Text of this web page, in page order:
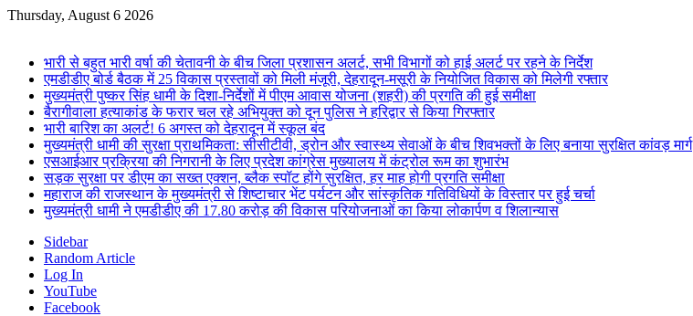
Thursday, August 6 2026
भारी से बहुत भारी वर्षा की चेतावनी के बीच जिला प्रशासन अलर्ट, सभी विभागों को हाई अलर्ट पर रहने के निर्देश
एमडीडीए बोर्ड बैठक में 25 विकास प्रस्तावों को मिली मंजूरी, देहरादून-मसूरी के नियोजित विकास को मिलेगी रफ्तार
मुख्यमंत्री पुष्कर सिंह धामी के दिशा-निर्देशों में पीएम आवास योजना (शहरी) की प्रगति की हुई समीक्षा
बैरागीवाला हत्याकांड के फरार चल रहे अभियुक्त को दून पुलिस ने हरिद्वार से किया गिरफ्तार
भारी बारिश का अलर्ट! 6 अगस्त को देहरादून में स्कूल बंद
मुख्यमंत्री धामी की सुरक्षा प्राथमिकता: सीसीटीवी, ड्रोन और स्वास्थ्य सेवाओं के बीच शिवभक्तों के लिए बनाया सुरक्षित कांवड़ मार्ग
एसआईआर प्रक्रिया की निगरानी के लिए प्रदेश कांग्रेस मुख्यालय में कंट्रोल रूम का शुभारंभ
सड़क सुरक्षा पर डीएम का सख्त एक्शन, ब्लैक स्पॉट होंगे सुरक्षित, हर माह होगी प्रगति समीक्षा
महाराज की राजस्थान के मुख्यमंत्री से शिष्टाचार भेंट पर्यटन और सांस्कृतिक गतिविधियों के विस्तार पर हुई चर्चा
मुख्यमंत्री धामी ने एमडीडीए की 17.80 करोड़ की विकास परियोजनाओं का किया लोकार्पण व शिलान्यास
Sidebar
Random Article
Log In
YouTube
Facebook